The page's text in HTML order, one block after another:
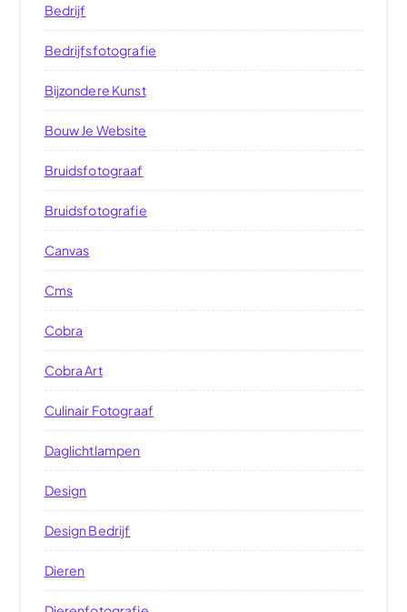
Bedrijf
Bedrijfsfotografie
Bijzondere Kunst
Bouw Je Website
Bruidsfotograaf
Bruidsfotografie
Canvas
Cms
Cobra
Cobra Art
Culinair Fotograaf
Daglichtlampen
Design
Design Bedrijf
Dieren